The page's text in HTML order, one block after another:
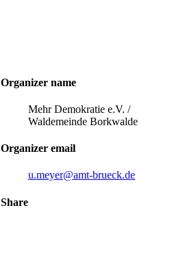
Organizer name
Mehr Demokratie e.V. /
Waldemeinde Borkwalde
Organizer email
u.meyer@amt-brueck.de
Share